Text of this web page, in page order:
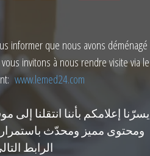
informer que nous avons déménagé
invitons à nous rendre visite via le
www.lemed24.com
يسرّنا إعلامكم بأننا انتقلنا
ومحتوى مميز ومحدّث باستمرار.
الرابط